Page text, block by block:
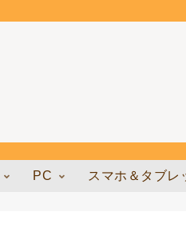
PC スマホ＆タブレ